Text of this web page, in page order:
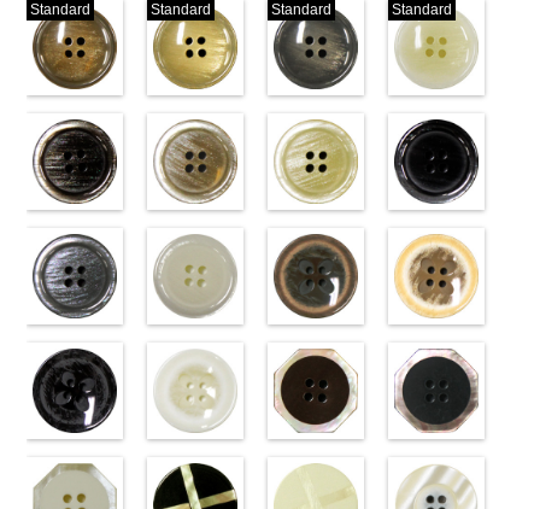
(VT103-
G43/SN)
http://www.anys.co.jp/wp-
content/uploads/2013/04/vt103-
VT103-G43
ベージュ 標
準 大ボタン
直径23mm／
18mm 0
Standard
(VT103-
G40/SN)
http://www.anys.co.jp/wp-
content/uploads/2013/04/vt103-
VT103-G40
クリーム
標
準
大ボタン
直径23mm／
18mm
Standard
(VT103-
G06/SN)
http://www.anys.co.jp/wp-
content/uploads/2013/04/vt103-
VT103-G06
グレー 標準
大ボタン直径
23mm／小ボ
18mm 0
Standard
(VT103-
G01/SN)
http://
content/uploads/
VT103-G01
ホワイト 標
準 大ボタン
直径23mm／
18mm 0
Standard
(VT102-
S48/SN)
http://www.anys.co.jp/wp-
content/uploads/2013/04/vt102-
VT102-S48
ブラウン 大
ボタン直径
23mm／小ボ
18mm 4000
(VT102-
S43/SN)
http://www.anys.co.jp/wp-
content/uploads/2013/04/vt102-
VT102-S43
ベージュ 大
ボタン直径
23mm／小ボ
18mm
4000
(VT102-
S40/SN)
http://www.anys.co.jp/wp-
content/uploads/2013/04/vt102-
VT102-S40
クリーム
大
ボタン直径
23mm／小ボ
18mm
4000
(VT102-
S09/SN)
http://
content/uploads/
VT102-S09
ブラック
大
ボタン直径
23mm／小ボ
18mm 4000
(VT102-
S06/SN)
http://www.anys.co.jp/wp-
content/uploads/2013/04/vt102-
VT102-S06
グレー 大ボ
(VT102-
S01/SN)
http://www.anys.co.jp/wp-
content/uploads/2013/04/vt102-
VT102-S01
ホワイト 大
ウン
(PW2039-
45/SN)
http://www.anys.co.jp/wp-
45.jpg
PW2039-45
ジュ
(PW2039-
40/SN)
http://
40.jpg
PW2039-40
ック
(PW2039-
イト
(PW2039-
(10059668-
47/SN)
(10059668-
09/SN)